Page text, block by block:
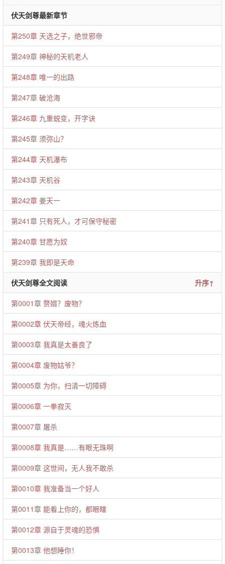
伏天剑尊最新章节
第250章 天选之子，绝世邪帝
第249章 神秘的天机老人
第248章 唯一的出路
第247章 破沧海
第246章 九重蜕变，开字诀
第245章 须弥山？
第244章 天机瀑布
第243章 天机谷
第242章 姜天一
第241章 只有死人，才可保守秘密
第240章 甘愿为奴
第239章 我即是天命
伏天剑尊全文阅读 升序↑
第0001章 赘婿？废物？
第0002章 伏天帝经，魂火炼血
第0003章 我真是太善良了
第0004章 废物姑爷？
第0005章 为你，扫清一切障碍
第0006章 一拳寂灭
第0007章 屠杀
第0008章 我真是……有眼无珠啊
第0009章 这世间，无人我不敢杀
第0010章 我准备当一个好人
第0011章 能看上你的，都眼瞎
第0012章 源自于灵魂的恐惧
第0013章 他想睡你！